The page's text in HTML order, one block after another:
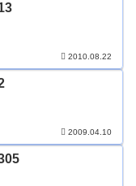
2010.08.22
2009.04.10